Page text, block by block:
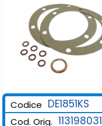
Codice DE1851KS
Cod. Orig. 113198031